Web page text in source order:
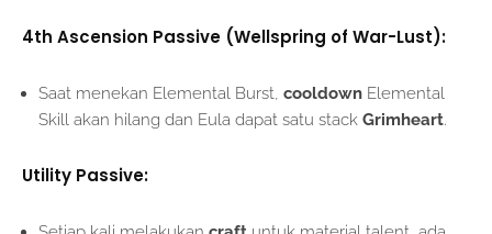
4th Ascension Passive (Wellspring of War-Lust):
Saat menekan Elemental Burst, cooldown Elemental
Skill akan hilang dan Eula dapat satu stack Grimheart.
Utility Passive: